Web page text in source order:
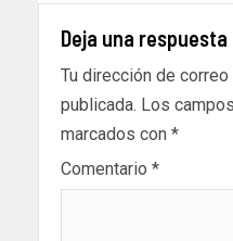
Deja una respuesta
Tu dirección de
publicada. Los
marcados con *
Comentario *